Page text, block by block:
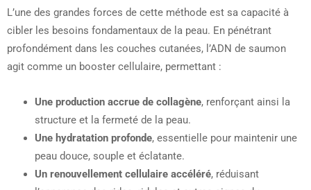
L’une des grandes forces de cette méthode est sa capacité à
cibler les besoins fondamentaux de la peau. En pénétrant
profondément dans les couches cutanées, l’ADN de saumon
agit comme un booster cellulaire, permettant :
Une production accrue de collagène, renforçant ainsi la
structure et la fermeté de la peau.
Une hydratation profonde, essentielle pour maintenir une
peau douce, souple et éclatante.
Un renouvellement cellulaire accéléré, réduisant